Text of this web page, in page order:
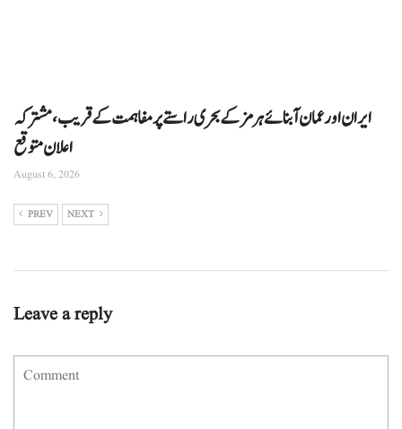
ایران اور عمان آبنائے ہرمز کے بحری راستے پر مفاہمت کے قریب، مشترکہ
اعلان متوقع
August 6, 2026
PREV NEXT
Leave a reply